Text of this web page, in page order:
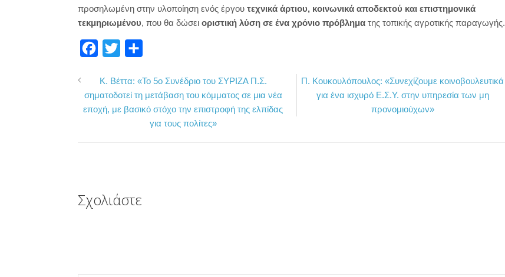
προσηλωμένη στην υλοποίηση ενός έργου τεχνικά άρτιου, κοινωνικά αποδεκτού και επιστημονικά
τεκμηριωμένου, που θα δώσει οριστική λύση σε ένα χρόνιο πρόβλημα της τοπικής αγροτικής παραγωγής.
c
e
b
i
t
ι
ρ
Κ. Βέττα: «Το 5ο Συνέδριο του ΣΥΡΙΖΑ Π.Σ.
σηματοδοτεί τη μετάβαση του κόμματος σε μια νέα
εποχή, με βασικό στόχο την επιστροφή της ελπίδας
για τους πολίτες»
Π. Κουκουλόπουλος: «Συνεχίζουμε κοινοβουλευτικά
για ένα ισχυρό Ε.Σ.Υ. στην υπηρεσία των μη
προνομιούχων»
Σχολιάστε